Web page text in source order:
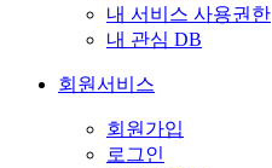
내 서비스 사용권한
내 관심 DB
회원서비스
회원가입
로그인